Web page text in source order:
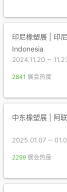
印尼橡塑展 | 印
Indonesia
2024.11.20 ~
2841 展会热度
中东橡塑展 | 阿
2025.01.07 ~
2299 展会热度